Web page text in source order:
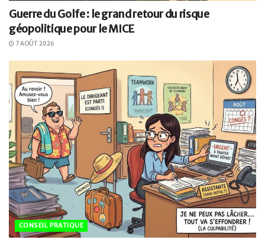
Guerre du Golfe : le grand retour du risque
géopolitique pour le MICE
7 AOÛT 2026
CONSEIL PRATIQUE